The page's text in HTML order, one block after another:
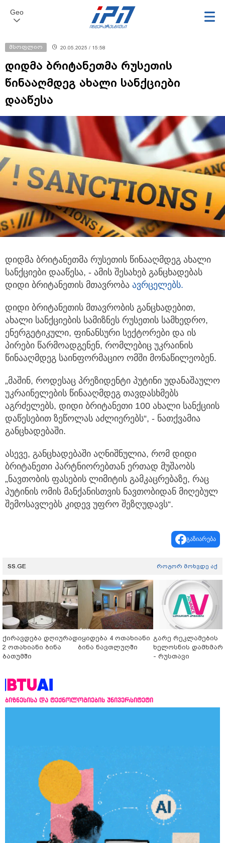
Geo
მსოფლიო 20.05.2025 / 15:58
დიდმა ბრიტანეთმა რუსეთის
წინააღმდეგ ახალი სანქციები
დააწესა
დიდმა ბრიტანეთმა რუსეთის წინააღმდეგ ახალი
სანქციები დააწესა, - ამის შესახებ განცხადებას
დიდი ბრიტანეთის მთავრობა ავრცელებს.
დიდი ბრიტანეთის მთავრობის განცხადებით,
ახალი სანქციების სამიზნეს რუსეთის სამხედრო,
ენერგეტიკული, ფინანსური სექტორები და ის
პირები წარმოადგენენ, რომლებიც უკრაინის
წინააღმდეგ საინფორმაციო ომში მონაწილეობენ.
„მაშინ, როდესაც პრეზიდენტი პუტინი უდანაშაულო
უკრაინელების წინააღმდეგ თავდასხმებს
აგრძელებს, დიდი ბრიტანეთი 100 ახალი სანქციის
დაწესებით ზეწოლას აძლიერებს“, - ნათქვამია
განცხადებაში.
ასევე, განცხადებაში აღნიშნულია, რომ დიდი
ბრიტანეთი პარტნიორებთან ერთად მუშაობს
„ნავთობის ფასების ლიმიტის გამკაცრებაზე, რაც
პუტინის ომის მანქანისთვის ნავთობიდან მიღებულ
შემოსავლებს კიდევ უფრო შეზღუდავს“.
გაზიარება
SS.GE როგორ მოხვდე აქ
ქირავდება დღიურად
2 ოთახიანი ბინა
ბათუმში
იყიდება 4 ოთახიანი
ბინა ნავთლუღში
გარე რეკლამების
ხელოსნის
- რუსთავი
ბიზნესისა და ტექნოლოგიების უნივერსიტეტი